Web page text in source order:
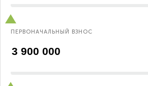
ПЕРВОНАЧАЛЬНЫЙ ВЗНОС